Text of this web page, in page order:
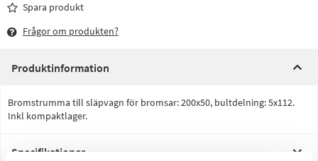
Spara produkt
Frågor om produkten?
Produktinformation
Bromstrumma till släpvagn för bromsar: 200x50, bultdelning: 5x112.
Inkl kompaktlager.
Specifikationer